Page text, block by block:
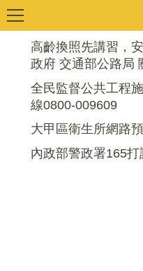
高齡換照先講習，
政府 交通部公路局
全民監督公共工程
線0800-009609
大甲區衛生所網路
內政部警政署165打